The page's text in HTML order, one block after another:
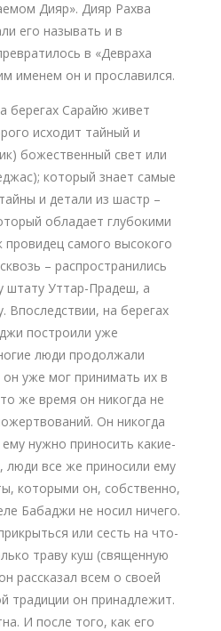
Дияр». Дияр Рахва
его называть и в
в «Девраха
именем он и прославился.
берегах Сарайю живет
исходит тайный и
божественный свет или
который знает самые
и детали из шастр –
обладает глубокими
провидец самого высокого
– распространились
штату Уттар-Прадеш, а
Впоследствии, на берегах
построили уже
люди продолжали
он уже мог принимать их в
же время он никогда не
Он никогда
нужно приносить какие-
люди все же приносили ему
которыми он, собственно,
Бабаджи не носил ничего.
или сесть на что-
траву куш (священную
рассказал всем о своей
традиции он принадлежит.
И после того, как его